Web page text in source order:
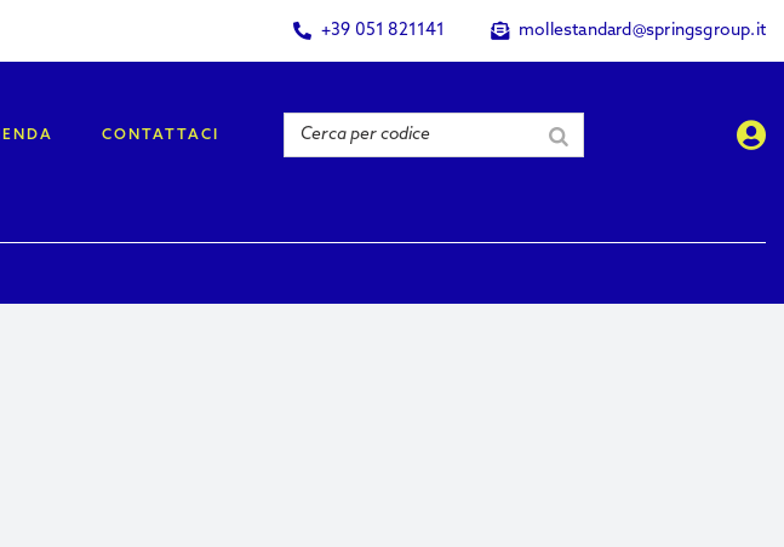
+39 051 821141 mollestandard@springsgroup.it
CONTATTACI